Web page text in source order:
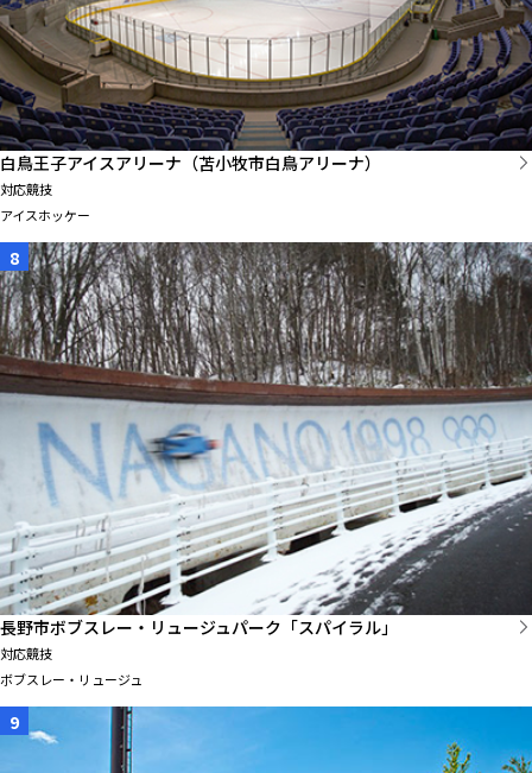
白鳥王子アイスアリーナ（苫小牧市白鳥アリーナ）
対応競技
アイスホッケー
8
長野市ボブスレー・リュージュパーク「スパイラル」
対応競技
ボブスレー・リュージュ
9